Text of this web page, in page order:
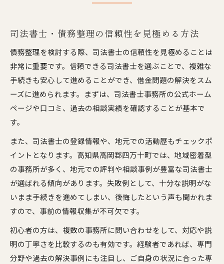
司法書士・債務整理の信頼性を見極める方法
債務整理を検討する際、司法書士の信頼性を見極めることは
非常に重要です。信頼できる司法書士を選ぶことで、複雑な
手続きも安心して進めることができ、借金問題の解決をスム
ーズに進められます。まずは、司法書士事務所の公式ホーム
ページや口コミ、過去の相談実績を確認することが基本で
す。
また、司法書士の登録情報や、地元での活動歴もチェックポ
イントとなります。高知県高岡郡四万十町では、地域密着型
の事務所が多く、地元での評判や相談事例が豊富な司法書士
が選ばれる傾向があります。失敗例として、十分な説明がな
いまま手続きを進めてしまい、後悔したという声も聞かれま
すので、事前の情報収集が不可欠です。
初心者の方は、複数の事務所に問い合わせをして、対応や説
明の丁寧さを比較するのも有効です。経験者であれば、専門
分野や過去の解決事例にも注目し、ご自身の状況に合った専